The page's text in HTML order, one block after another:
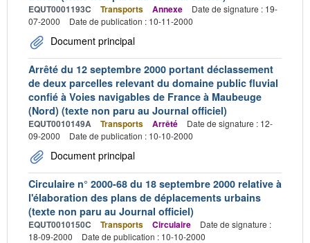
EQUT0001193C Transports Annexe
Date de signature : 19-
07-2000
Date de publication : 10-11-2000
Document principal
Arrêté du 12 septembre 2000 portant déclassement
de deux parcelles relevant du domaine public fluvial
confié à Voies navigables de France à Maubeuge
(Nord) (texte non paru au Journal officiel)
EQUT0010149A Transports Arrêté
Date de signature : 12-
09-2000
Date de publication : 10-10-2000
Document principal
Circulaire n° 2000-68 du 18 septembre 2000 relative à
l'élaboration des plans de déplacements urbains
(texte non paru au Journal officiel)
EQUT0010150C Transports Circulaire
Date de signature :
18-09-2000
Date de publication : 10-10-2000